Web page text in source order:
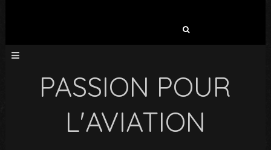
PASSION POUR
L'AVIATION